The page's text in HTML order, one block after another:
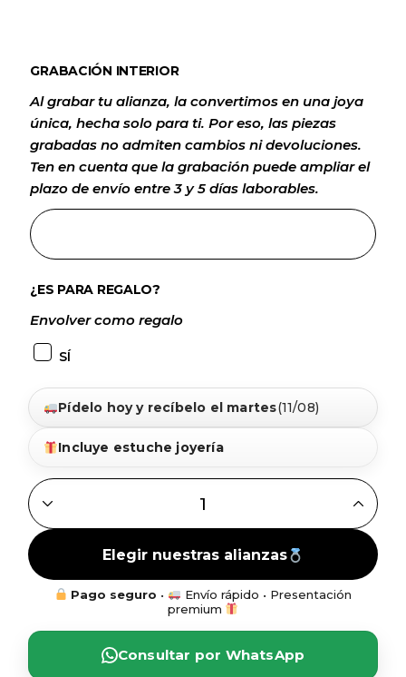
GRABACIÓN INTERIOR
Al grabar tu alianza, la convertimos en una joya
única, hecha solo para ti. Por eso, las piezas
grabadas no admiten cambios ni devoluciones.
Ten en cuenta que la grabación puede ampliar el
plazo de envío entre 3 y 5 días laborables.
¿ES PARA REGALO?
Envolver como regalo
SÍ
Pídelo hoy y recíbelo el martes(11/08)
Incluye estuche joyería
ALIANZA ORO 18K BICOLOR TALLADA - 4MM QUANTITY
Elegir nuestras alianzas
Pago seguro •
Envío rápido • Presentación
premium
Consultar por WhatsApp